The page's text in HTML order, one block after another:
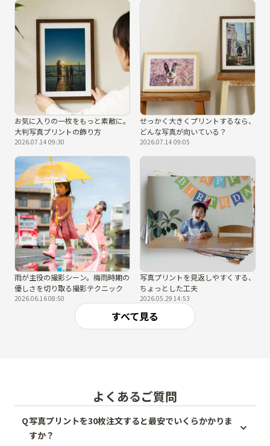
お気に入りの一枚をもっと素敵に。
大判写真プリントの飾り方
2026.07.14 09:30
せっかく大きくプリントするなら、
どんな写真が向いている？
2026.07.14 09:05
雨が主役の撮影シーン。梅雨時期の
優しさを切り取る撮影テクニック
2026.06.16 08:50
写真プリントを見返しやすくする、
ちょっとした工夫
2026.05.29 14:53
すべて見る
よくあるご質問
Q写真プリントを30枚注文すると最安でいくらかかりま
すか？